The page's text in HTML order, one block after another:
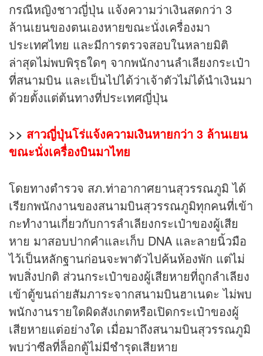
กรณีหญิงชาวญี่ปุ่น แจ้งความว่าเงินสดกว่า 3
ล้านเยนของตนเองหายขณะนั่งเครื่องมา
ประเทศไทย และมีการตรวจสอบในหลายมิติ
ล่าสุดไม่พบพิรุธใดๆ จากพนักงานลำเลียงกระเป๋า
ที่สนามบิน และเป็นไปได้ว่าเจ้าตัวไม่ได้นำเงินมา
ด้วยตั้งแต่ต้นทางที่ประเทศญี่ปุ่น
>> สาวญี่ปุ่นโร่แจ้งความเงินหายกว่า 3 ล้านเยน
ขณะนั่งเครื่องบินมาไทย
โดยทางตำรวจ สภ.ท่าอากาศยานสุวรรณภูมิ ได้
เรียกพนักงานของสนามบินสุวรรณภูมิทุกคนที่เข้า
กะทำงานเกี่ยวกับการลำเลียงกระเป๋าของผู้เสีย
หาย มาสอบปากคำและเก็บ DNA และลายนิ้วมือ
ไว้เป็นหลักฐานก่อนจะพาตัวไปค้นห้องพัก แต่ไม่
พบสิ่งปกติ ส่วนกระเป๋าของผู้เสียหายที่ถูกลำเลียง
เข้าตู้ขนถ่ายสัมภาระจากสนามบินฮาเนดะ ไม่พบ
พนักงานรายใดผิดสังเกตหรือเปิดกระเป๋าของผู้
เสียหายแต่อย่างใด เมื่อมาถึงสนามบินสุวรรณภูมิ
พบว่าซีลที่ล็อกตู้ไม่มีชำรุดเสียหาย